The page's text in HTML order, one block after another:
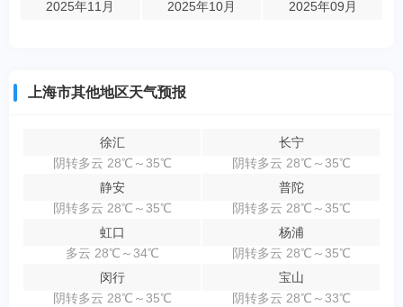
2025年11月
2025年10月 2025年09月
上海市其他地区天气预报
徐汇
阴转多云 28℃～35℃
长宁
阴转多云 28℃～35℃
静安
阴转多云 28℃～35℃
普陀
阴转多云 28℃～35℃
虹口
多云 28℃～34℃
杨浦
阴转多云 28℃～35℃
闵行
阴转多云 28℃～35℃
宝山
阴转多云 28℃～33℃